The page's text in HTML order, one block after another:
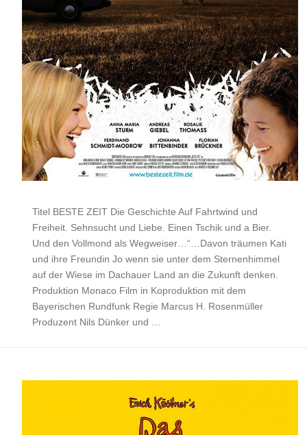
Titel BESTE ZEIT Die Geschichte Auf Fahrtwind und
Freiheit. Sehnsucht und Liebe. Einen Tschik und a Bier.
Und den Vollmond als Wegweiser…“…Davon träumen Kati
und ihre Freundin Jo wenn sie unter dem Sternenhimmel
auf der Wiese im Dachauer Land an die Zukunft denken.
Produktion Monaco Film in Koproduktion mit dem
Bayerischen Rundfunk Regie Marcus H. Rosenmüller
Produzent Nils Dünker und …